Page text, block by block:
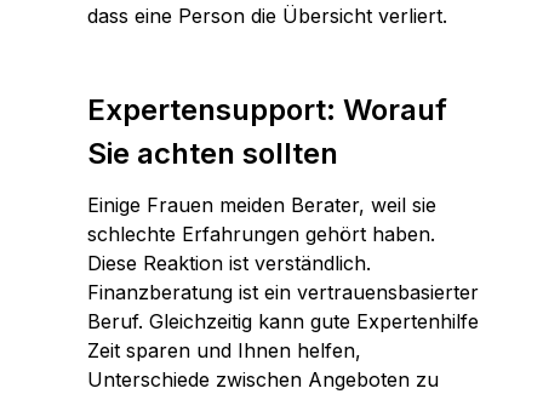
dass eine Person die Übersicht verliert.
Expertensupport: Worauf
Sie achten sollten
Einige Frauen meiden Berater, weil sie
schlechte Erfahrungen gehört haben.
Diese Reaktion ist verständlich.
Finanzberatung ist ein vertrauensbasierter
Beruf. Gleichzeitig kann gute Expertenhilfe
Zeit sparen und Ihnen helfen,
Unterschiede zwischen Angeboten zu